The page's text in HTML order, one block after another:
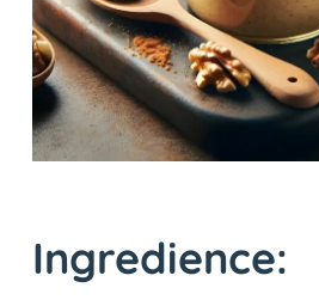
Ingredience: